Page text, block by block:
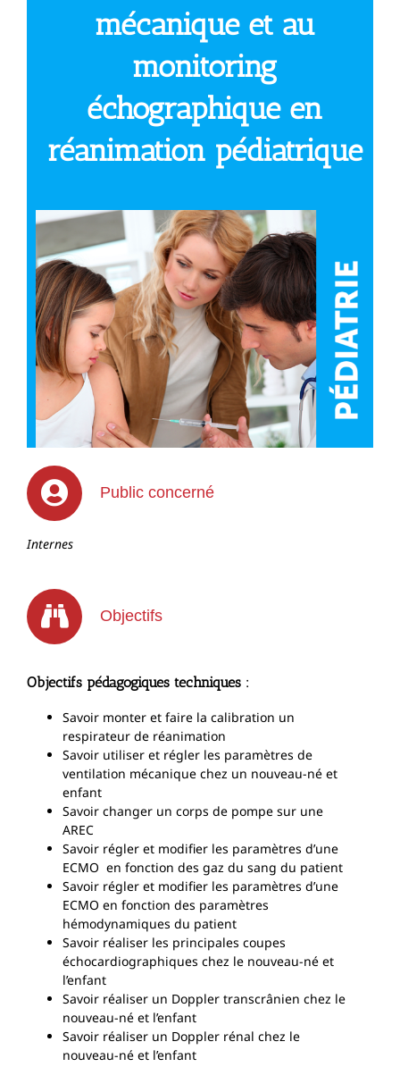
mécanique et au
monitoring
échographique en
réanimation pédiatrique
Public concerné
Internes
Objectifs
Objectifs pédagogiques techniques :
Savoir monter et faire la calibration un
respirateur de réanimation
Savoir utiliser et régler les paramètres de
ventilation mécanique chez un nouveau-né et
enfant
Savoir changer un corps de pompe sur une
AREC
Savoir régler et modifier les paramètres d’une
ECMO en fonction des gaz du sang du patient
Savoir régler et modifier les paramètres d’une
ECMO en fonction des paramètres
hémodynamiques du patient
Savoir réaliser les principales coupes
échocardiographiques chez le nouveau-né et
l’enfant
Savoir réaliser un Doppler transcrânien chez le
nouveau-né et l’enfant
Savoir réaliser un Doppler rénal chez le
nouveau-né et l’enfant